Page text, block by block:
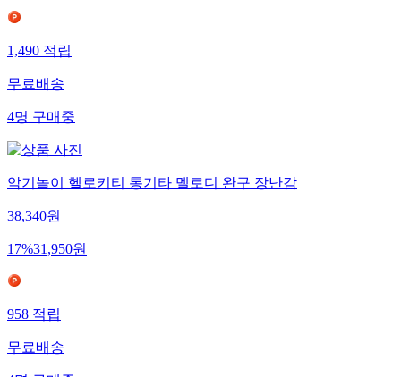
1,490적립
무료배송
4명구매중
악기놀이 헬로키티 통기타 멜로디 완구 장난감
38,340원
17%31,950원
958적립
무료배송